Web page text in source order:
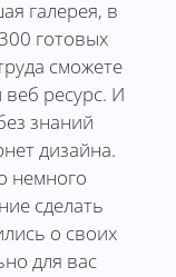
галерея, в
готовых
сможете
ресурс. И
знаний
дизайна.
немного
сделать
о своих
для вас